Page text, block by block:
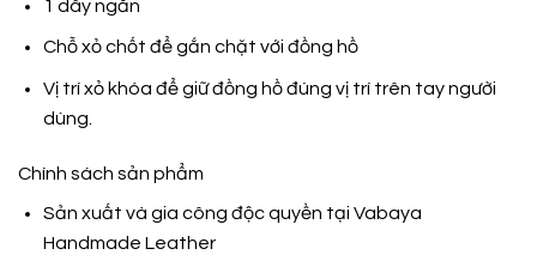
1 dây ngắn
Chỗ xỏ chốt để gắn chặt với đồng hồ
Vị trí xỏ khóa để giữ đồng hồ đúng vị trí trên tay người
dùng.
Chính sách sản phẩm
Sản xuất và gia công độc quyền tại Vabaya
Handmade Leather